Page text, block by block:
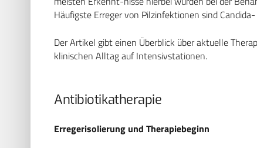
Häufigste Erreger von Pilzinfektionen sind
Der Artikel gibt einen Überblick über aktuelle
klinischen Alltag auf Intensivstationen.
Antibiotikatherapie
Erregerisolierung und Therapiebeginn